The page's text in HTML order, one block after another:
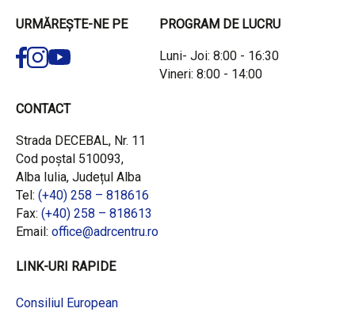
URMĂREȘTE-NE PE PROGRAM DE LUCRU
Luni- Joi: 8:00 - 16:30
Vineri: 8:00 - 14:00
CONTACT
Strada DECEBAL, Nr. 11
Cod poștal 510093,
Alba Iulia, Județul Alba
Tel: (+40) 258 – 818616
Fax: (+40) 258 – 818613
Email: office@adrcentru.ro
LINK-URI RAPIDE
Consiliul European